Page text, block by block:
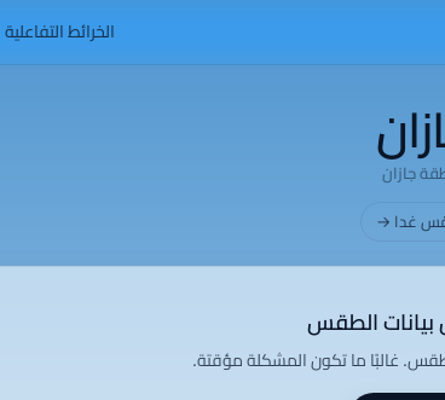
الخرائط التفاعلية
جازان
غدا →
بيانات الطقس
غالبًا ما تكون المشكلة مؤقتة.